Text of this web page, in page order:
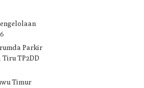
Parkir
Tiru TP2DD
Timur